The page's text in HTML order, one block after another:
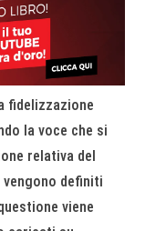
fidelizzazione
la voce che si
relativa del
definiti
viene